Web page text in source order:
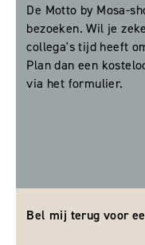
De Motto by Mosa-
bezoeken. Wil je
collega's tijd heeft
Plan dan een
via het formulier.
Bel mij terug voor